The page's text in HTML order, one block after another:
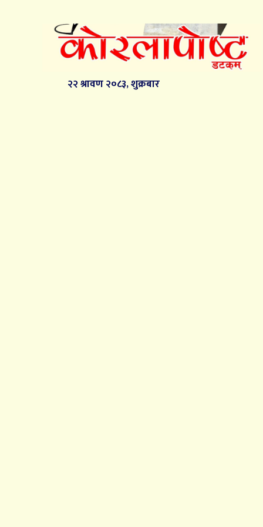
२२ श्रावण २०८३, शुक्रबार